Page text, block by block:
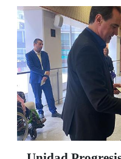
i docents de tots els
empatitzar,
ciutats i municipis
inclusió i